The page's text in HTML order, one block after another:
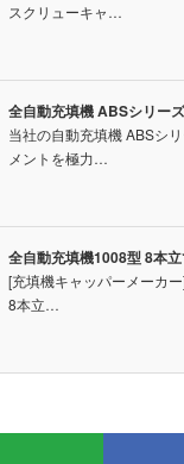
スクリューキャ…
全自動充填機 ABSシリーズ
当社の自動充填機 ABSシ
メントを極力…
全自動充填機1008型 8本
[充填機キャッパーメーカ
8本立…